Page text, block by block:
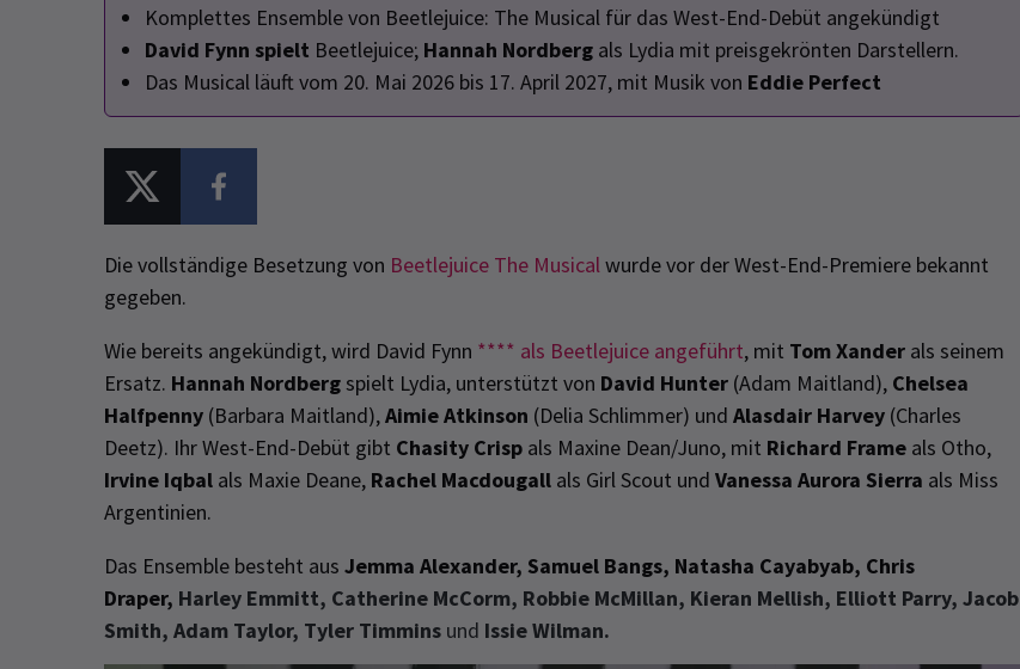
Komplettes Ensemble von Beetlejuice: The Musical für das West-End-Debüt angekündigt
David Fynn spielt Beetlejuice; Hannah Nordberg als Lydia mit preisgekrönten Darstellern.
Das Musical läuft vom 20. Mai 2026 bis 17. April 2027, mit Musik von Eddie Perfect
Die vollständige Besetzung von Beetlejuice The Musical wurde vor der West-End-Premiere bekannt
gegeben.
Wie bereits angekündigt, wird David Fynn **** als Beetlejuice angeführt, mit Tom Xander als seinem
Ersatz. Hannah Nordberg spielt Lydia, unterstützt von David Hunter (Adam Maitland), Chelsea
Halfpenny (Barbara Maitland), Aimie Atkinson (Delia Schlimmer) und Alasdair Harvey (Charles
Deetz). Ihr West-End-Debüt gibt Chasity Crisp als Maxine Dean/Juno, mit Richard Frame als Otho,
Irvine Iqbal als Maxie Deane, Rachel Macdougall als Girl Scout und Vanessa Aurora Sierra als Miss
Argentinien.
Das Ensemble besteht aus Jemma Alexander, Samuel Bangs, Natasha Cayabyab, Chris
Draper, Harley Emmitt, Catherine McCorm, Robbie McMillan, Kieran Mellish, Elliott Parry, Jacob
Smith, Adam Taylor, Tyler Timmins und Issie Wilman.